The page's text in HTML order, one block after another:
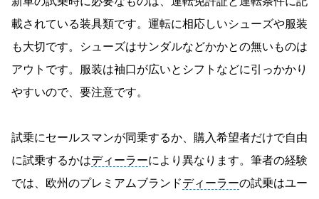
載されている装具類です。運転に相応しいシューズや服装
も大切です。シューズはサンダルなどかかとの無いものは
アウトです。服装は袖口が広いとシフトなどに引っかかり
やすいので、要注意です。
試乗にセールスマンが同乗するか、購入希望者だけで自由
に試乗するかはディーラーにより異なります。筆者の経験
では、欧州のプレミアムブランドディーラーの試乗はユー